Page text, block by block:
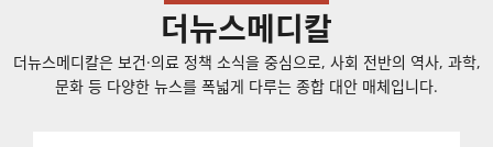
더뉴스메디칼
더뉴스메디칼은 보건·의료 정책 소식을 중심으로, 사회 전반의 역사, 과학,
문화 등 다양한 뉴스를 폭넓게 다루는 종합 대안 매체입니다.